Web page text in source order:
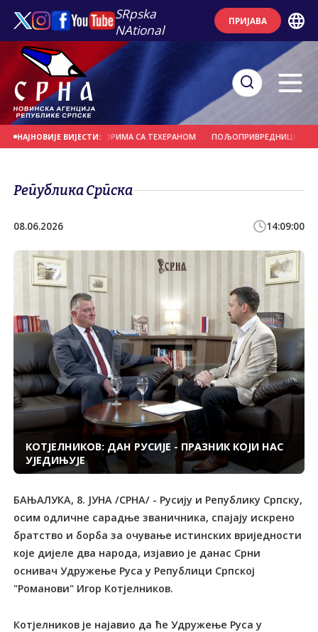
SRpska
NAtional
ПРИЈАВА
НАЈНОВИЈЕ ВИЈЕСТИ:
НАПРЕДАК У ПРЕГОВОРИМА СА ТЕХЕРАНОМ ПОЉОПРИВРЕДНИЦИМА
Република Српска
08.06.2026 14:09:00
КОТЈЕЛНИКОВ: ДАН РУСИЈЕ - ПРАЗНИК КОЈИ НАС
УЈЕДИЊУЈЕ
БАЊАЛУКА, 8. ЈУНА /СРНА/ - Русију и Републику Српску,
осим одличне сарадње званичника, спајају искрено
братство и борба за очување истинских вриједности
које дијеле два народа, изјавио је данас Срни
оснивач Удружење Руса у Републици Српској
"Романови" Игор Котјелников.
Котјелников је најавио да ће Удружење Руса у